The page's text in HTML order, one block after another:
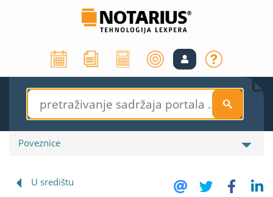
S
Poveznice
U središtu